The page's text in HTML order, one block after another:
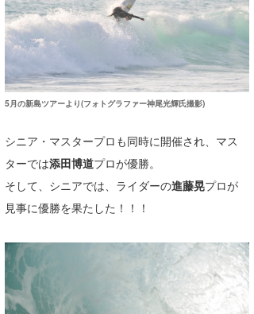
5月の新島ツアーより(フォトグラファー神尾光輝氏撮影)
シニア・マスタープロも同時に開催され、マス
ターでは添田博道プロが優勝。
そして、シニアでは、ライダーの進藤晃プロが
見事に優勝を果たした！！！
Naoya Kimoto
mitsuteru Kamio
Yasunari Inoue
Yoshiyuki Obata
arukasvision
CBA Films
熊谷素子
メディア
SURFMEDIA
Colors MAGAZINE
WAVAL
波伝説アンバサダー/プロライダー
福島寿実子
中浦“JET”章
嵯峨明日香
田原啓江
植村未来
NOBUFUKU
大野”MAR”修聖
波伝説スタッフ
☆加藤
+☆maki☆+
chan-U
ECE
G◎Da
H
波伝説